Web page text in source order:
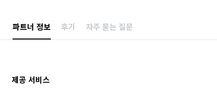
파트너 정보 후기 자주 묻는 질문
제공 서비스